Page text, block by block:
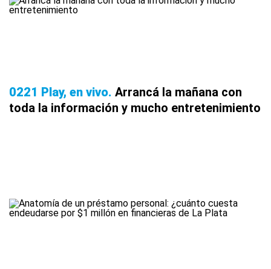
0221 Play, en vivo Arrancá la mañana con
toda la información y mucho entretenimiento